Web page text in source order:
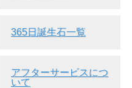
365日誕生石一覧
アフターサービスにつ
いて